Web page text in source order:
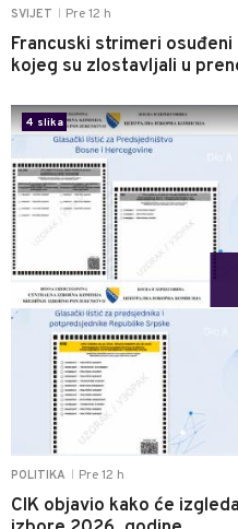
SVIJET Pre 12 h
Francuski strimeri
kojeg su zlostavljali u
POLITIKA Pre 12 h
CIK objavio kako će
4 slika